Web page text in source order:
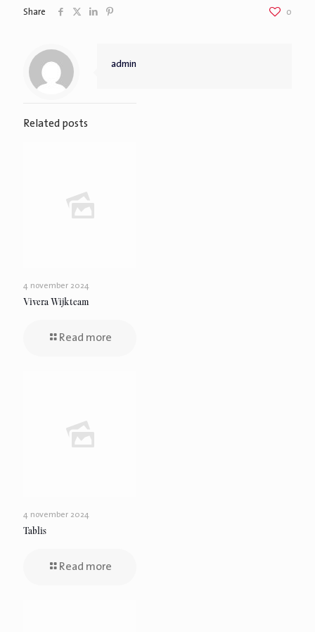
Share 0
admin
Related posts
4 november 2024
Vivera Wijkteam
Read more
4 november 2024
Tablis
Read more